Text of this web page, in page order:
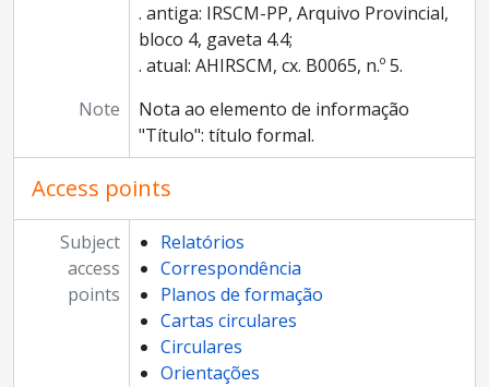
. antiga: IRSCM-PP, Arquivo Provincial,
bloco 4, gaveta 4.4;
. atual: AHIRSCM, cx. B0065, n.º 5.
Note
Nota ao elemento de informação
"Título": título formal.
Access points
Subject
access
points
Relatórios
Correspondência
Planos de formação
Cartas circulares
Circulares
Orientações